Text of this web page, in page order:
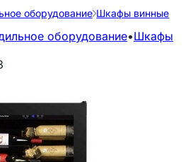
оборудование Шкафы винные
оборудование•Шкафы